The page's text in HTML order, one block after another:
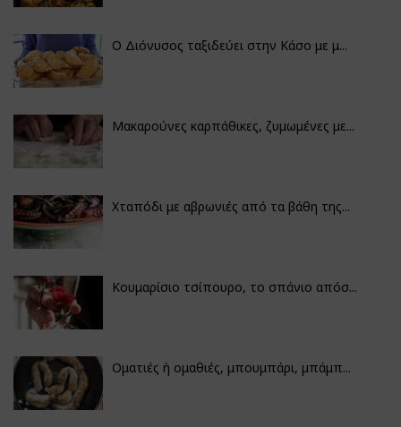
Ο Διόνυσος ταξιδεύει στην Κάσο με μ...
Μακαρούνες καρπάθικες, ζυμωμένες με...
Χταπόδι με αβρωνιές από τα βάθη της...
Κουμαρίσιο τσίπουρο, το σπάνιο απόσ...
Οματιές ή ομαθιές, μπουμπάρι, μπάμπ...